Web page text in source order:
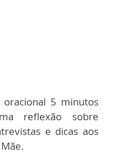
5 minutos
reflexão sobre
e dicas aos